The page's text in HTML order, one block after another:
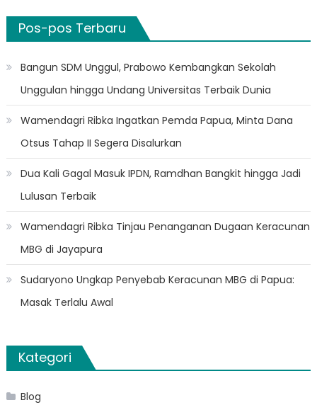
Pos-pos Terbaru
Bangun SDM Unggul, Prabowo Kembangkan Sekolah
Unggulan hingga Undang Universitas Terbaik Dunia
Wamendagri Ribka Ingatkan Pemda Papua, Minta Dana
Otsus Tahap II Segera Disalurkan
Dua Kali Gagal Masuk IPDN, Ramdhan Bangkit hingga Jadi
Lulusan Terbaik
Wamendagri Ribka Tinjau Penanganan Dugaan Keracunan
MBG di Jayapura
Sudaryono Ungkap Penyebab Keracunan MBG di Papua:
Masak Terlalu Awal
Kategori
Blog